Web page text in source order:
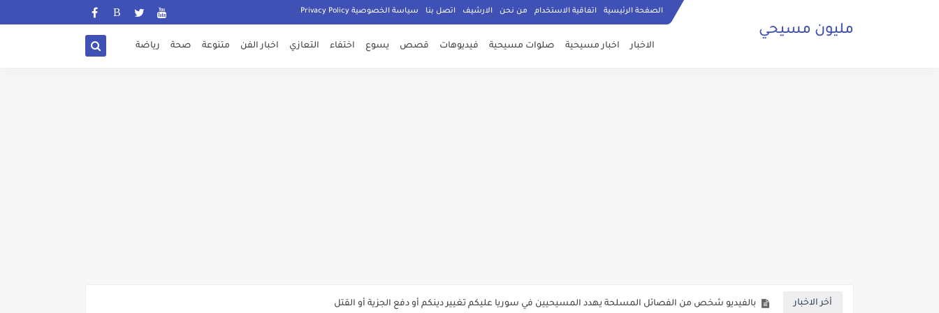
الصفحة الرئيسية اتفاقية الاستخدام من نحن الارشيف اتصل بنا سياسة الخصوصية Privacy Policy
مليون مسيحي
الاخبار اخبار مسيحية صلوات مسيحية فيديوهات قصص يسوع اختفاء التعازي اخبار الفن متنوعة صحة رياضة
أخر الاخبار عدد مسيحيي العراق وما هي نسبة المسيحيين في العراق شاهد المفاجأة